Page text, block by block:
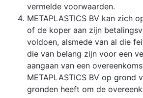
vermelde voorwaarden.
METAPLASTICS BV kan zich
of de koper aan zijn
voldoen, alsmede van al die
die van belang zijn voor een
aangaan van een
METAPLASTICS BV op grond
gronden heeft om de